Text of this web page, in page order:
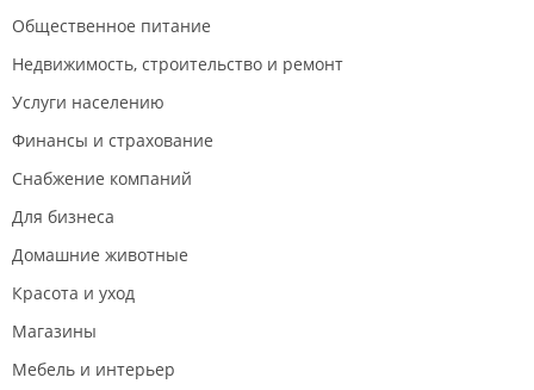
Общественное питание
Недвижимость, строительство и ремонт
Услуги населению
Финансы и страхование
Снабжение компаний
Для бизнеса
Домашние животные
Красота и уход
Магазины
Мебель и интерьер